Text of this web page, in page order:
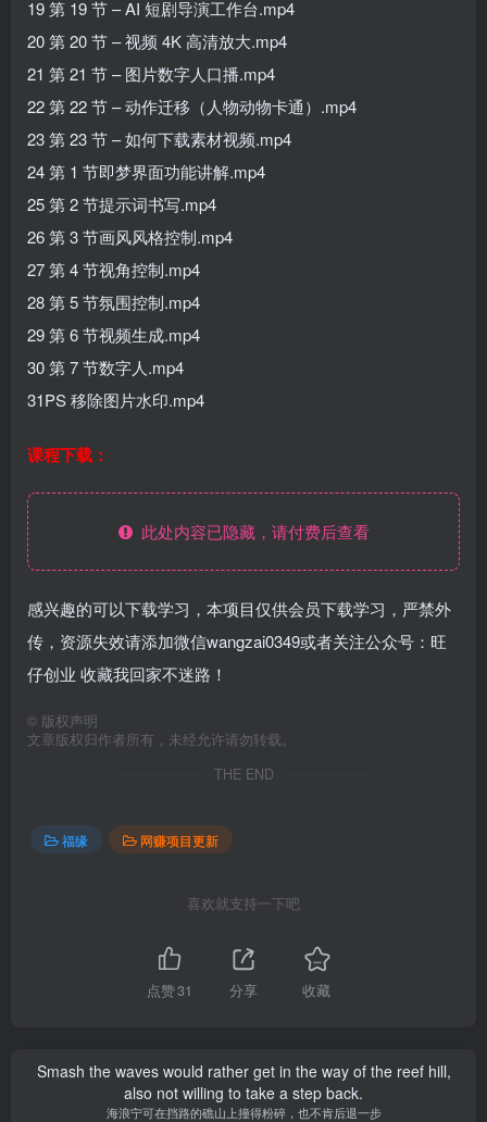
19 第 19 节 – AI 短剧导演工作台.mp4
20 第 20 节 – 视频 4K 高清放大.mp4
21 第 21 节 – 图片数字人口播.mp4
22 第 22 节 – 动作迁移（人物动物卡通）.mp4
23 第 23 节 – 如何下载素材视频.mp4
24 第 1 节即梦界面功能讲解.mp4
25 第 2 节提示词书写.mp4
26 第 3 节画风风格控制.mp4
27 第 4 节视角控制.mp4
28 第 5 节氛围控制.mp4
29 第 6 节视频生成.mp4
30 第 7 节数字人.mp4
31PS 移除图片水印.mp4
课程下载：
此处内容已隐藏，请付费后查看
感兴趣的可以下载学习，本项目仅供会员下载学习，严禁外
传，资源失效请添加微信wangzai0349或者关注公众号：旺
仔创业 收藏我回家不迷路！
© 版权声明
文章版权归作者所有，未经允许请勿转载。
THE END
福缘 网赚项目更新
喜欢就支持一下吧
点赞31 分享 收藏
Smash the waves would rather get in the way of the reef hill,
also not willing to take a step back.
海浪宁可在挡路的礁山上撞得粉碎，也不肯后退一步